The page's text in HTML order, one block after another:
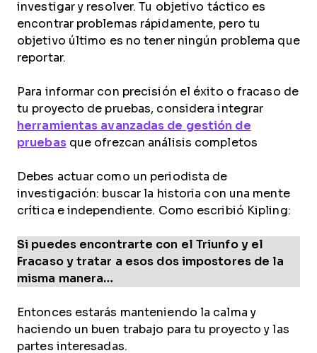
investigar y resolver. Tu objetivo táctico es
encontrar problemas rápidamente, pero tu
objetivo último es no tener ningún problema que
reportar.
Para informar con precisión el éxito o fracaso de
tu proyecto de pruebas, considera integrar
herramientas avanzadas de gestión de
pruebasque ofrezcan análisis completos
Debes actuar como un periodista de
investigación: buscar la historia con una mente
crítica e independiente. Como escribió Kipling:
Si puedes encontrarte con el Triunfo y el
Fracaso y tratar a esos dos impostores de la
misma manera…
Entonces estarás manteniendo la calma y
haciendo un buen trabajo para tu proyecto y las
partes interesadas.